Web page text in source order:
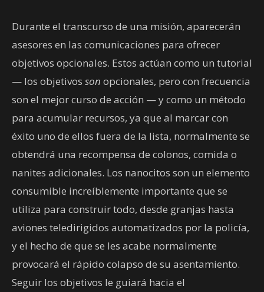
Durante el transcurso de una misión, aparecerán
asesores en las comunicaciones para ofrecer
objetivos opcionales. Estos actúan como un tutorial
— los objetivos son opcionales, pero con frecuencia
son el mejor curso de acción — y como un método
para acumular recursos, ya que al marcar con
éxito uno de ellos fuera de la lista, normalmente se
obtendrá una recompensa de colonos, comida o
nanites adicionales. Los nanocitos son un elemento
consumible increíblemente importante que se
utiliza para construir todo, desde granjas hasta
aviones teledirigidos automatizados por la policía,
y el hecho de que se les acabe normalmente
provocará el rápido colapso de su asentamiento.
Seguir los objetivos le guiará hacia el